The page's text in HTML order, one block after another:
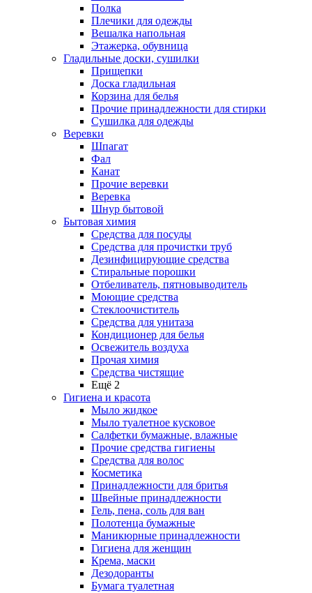
Полка
Плечики для одежды
Вешалка напольная
Этажерка, обувница
Гладильные доски, сушилки
Прищепки
Доска гладильная
Корзина для белья
Прочие принадлежности для стирки
Сушилка для одежды
Веревки
Шпагат
Фал
Канат
Прочие веревки
Веревка
Шнур бытовой
Бытовая химия
Средства для посуды
Средства для прочистки труб
Дезинфицирующие средства
Стиральные порошки
Отбеливатель, пятновыводитель
Моющие средства
Стеклоочиститель
Средства для унитаза
Кондиционер для белья
Освежитель воздуха
Прочая химия
Средства чистящие
Ещё 2
Гигиена и красота
Мыло жидкое
Мыло туалетное кусковое
Салфетки бумажные, влажные
Прочие средства гигиены
Средства для волос
Косметика
Принадлежности для бритья
Швейные принадлежности
Гель, пена, соль для ван
Полотенца бумажные
Маникюрные принадлежности
Гигиена для женщин
Крема, маски
Дезодоранты
Бумага туалетная